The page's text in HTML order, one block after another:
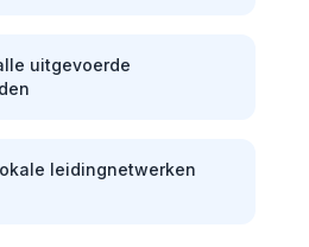
uitgevoerde
leidingnetwerken